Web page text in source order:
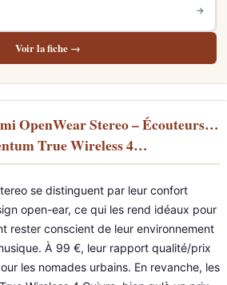
→
Voir la fiche →
OpenWear Stereo – Écouteurs…
True Wireless 4…
se distinguent par leur confort
open-ear, ce qui les rend idéaux pour
rester conscient de leur environnement
À 99 €, leur rapport qualité/prix
les nomades urbains. En revanche, les